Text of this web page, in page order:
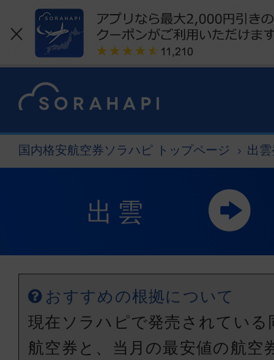
国内格安航空券ソラハピ トップページ 出
出雲
おすすめの根拠について
現在ソラハピで発売されている
航空券と、当月の最安値の航空